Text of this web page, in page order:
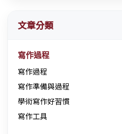
文章分類
寫作過程
寫作過程
寫作準備與過程
學術寫作好習慣
寫作工具